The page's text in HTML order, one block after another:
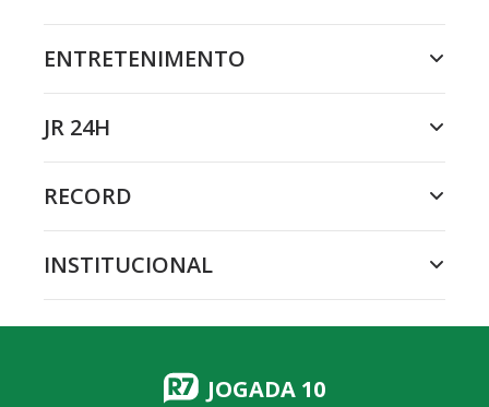
ENTRETENIMENTO
JR 24H
RECORD
INSTITUCIONAL
JOGADA 10